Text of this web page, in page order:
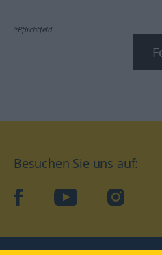
*Pflichtfeld
Besuchen Sie uns auf:
facebookYouTube Instagram